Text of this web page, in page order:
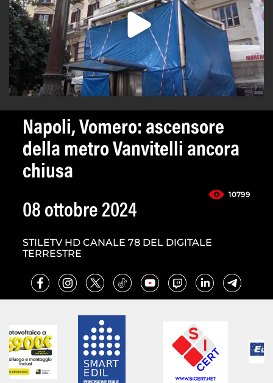
Napoli, Vomero: ascensore
della metro Vanvitelli ancora
chiusa
10799
08 ottobre 2024
STILETV HD CANALE 78 DEL DIGITALE
TERRESTRE